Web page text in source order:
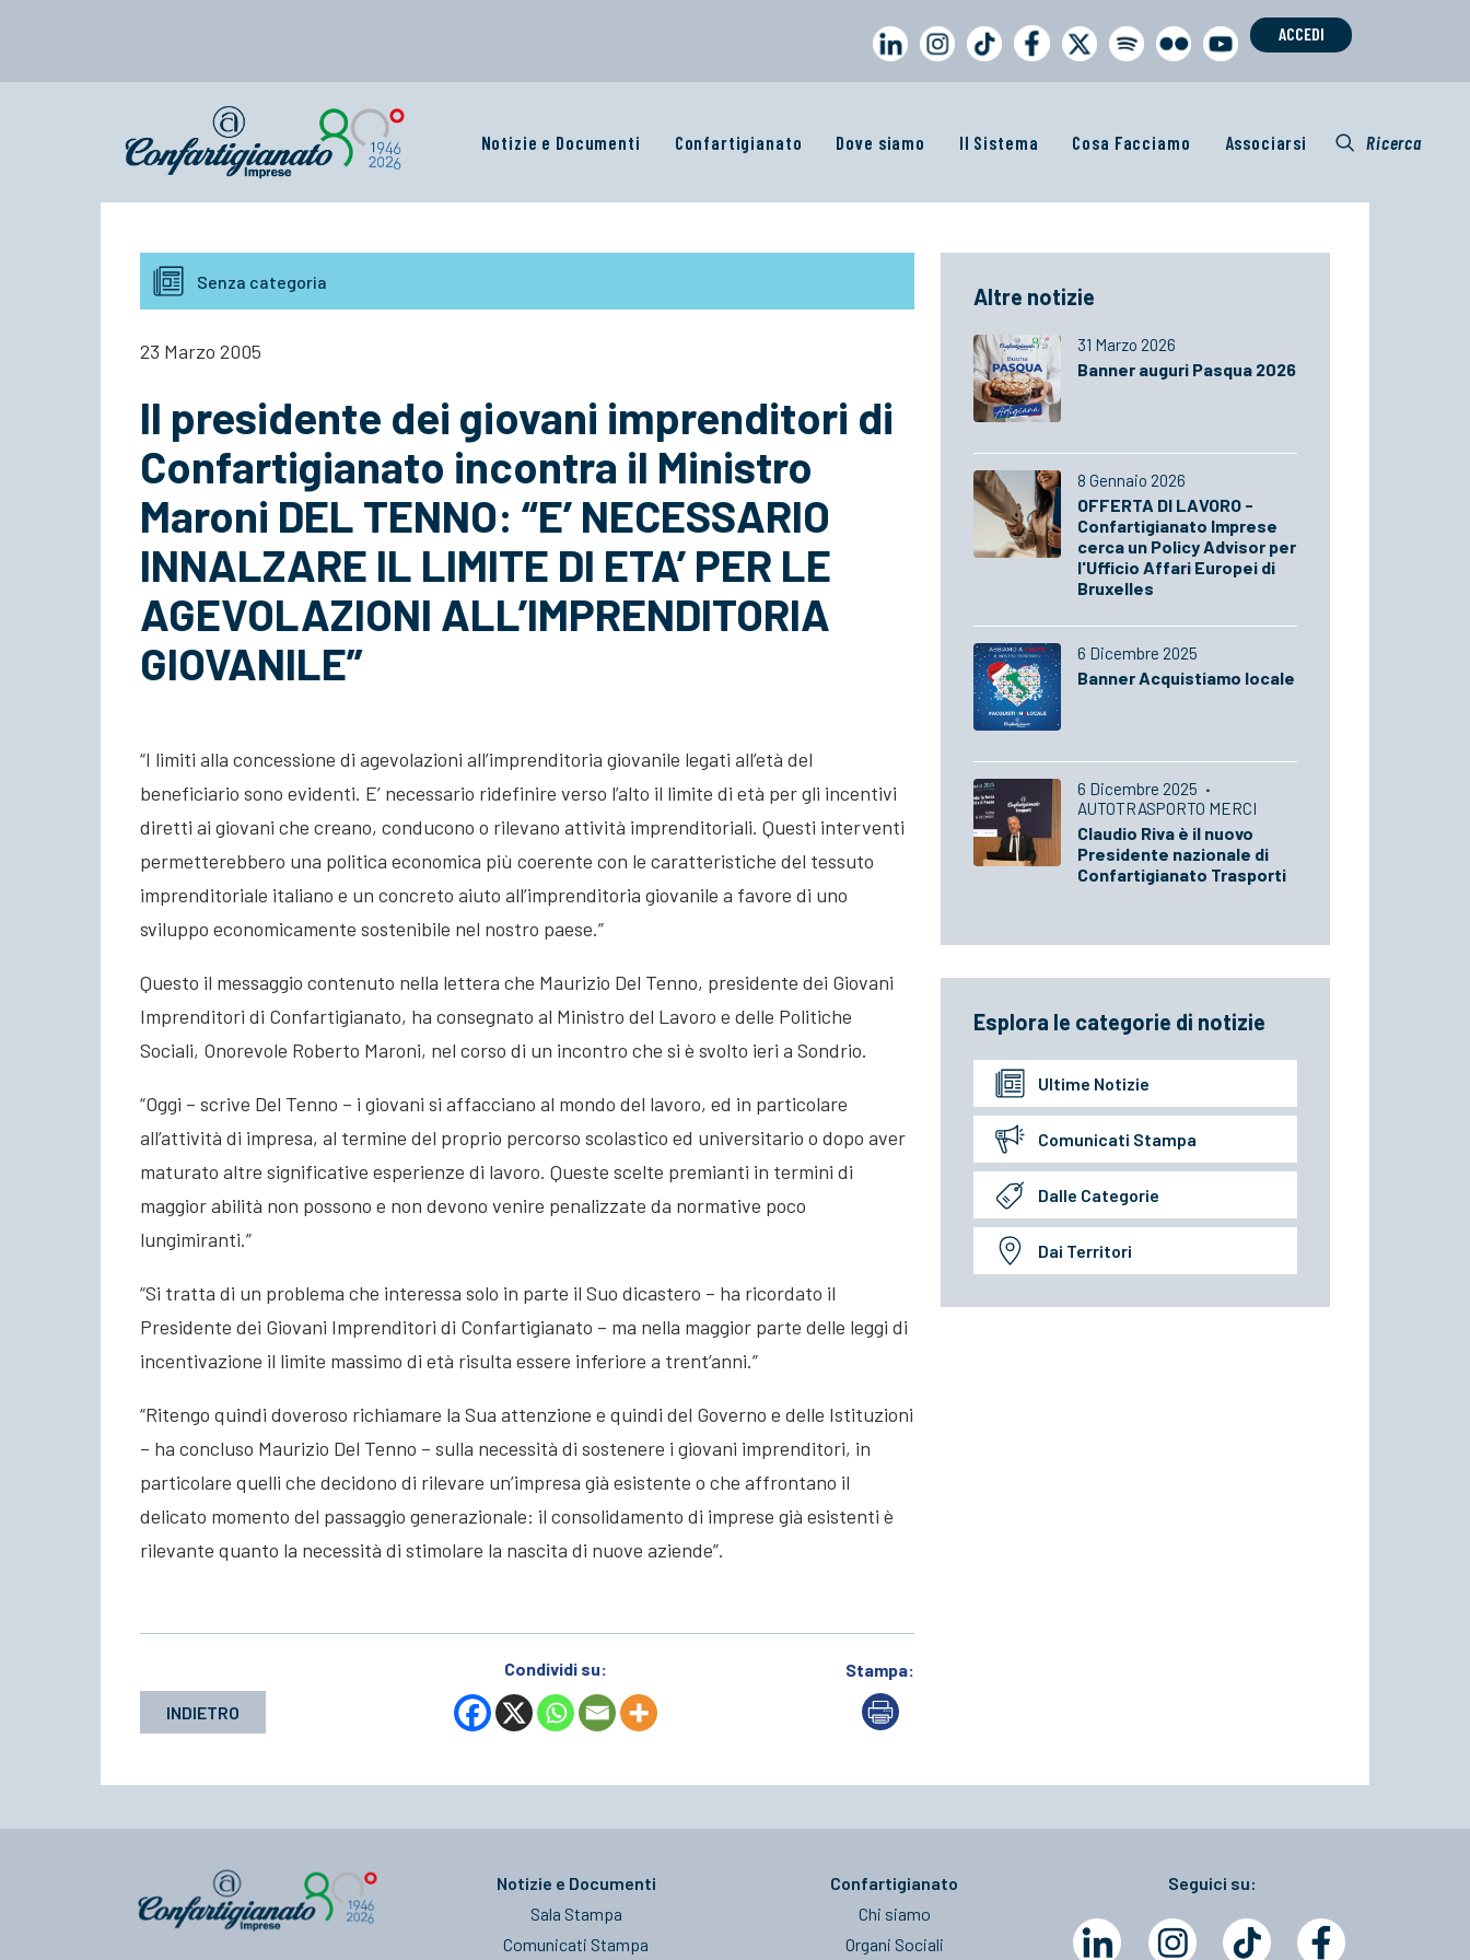
ACCEDI
Notizie e Documenti Confartigianato Dove siamo Il Sistema Cosa Facciamo Associarsi Ricerca
Senza categoria
23 Marzo 2005
Il presidente dei giovani imprenditori di
Confartigianato incontra il Ministro
Maroni DEL TENNO: “E’ NECESSARIO
INNALZARE IL LIMITE DI ETA’ PER LE
AGEVOLAZIONI ALL’IMPRENDITORIA
GIOVANILE”
“I limiti alla concessione di agevolazioni all’imprenditoria giovanile legati all’età del
beneficiario sono evidenti. E’ necessario ridefinire verso l’alto il limite di età per gli incentivi
diretti ai giovani che creano, conducono o rilevano attività imprenditoriali. Questi interventi
permetterebbero una politica economica più coerente con le caratteristiche del tessuto
imprenditoriale italiano e un concreto aiuto all’imprenditoria giovanile a favore di uno
sviluppo economicamente sostenibile nel nostro paese.”
Questo il messaggio contenuto nella lettera che Maurizio Del Tenno, presidente dei Giovani
Imprenditori di Confartigianato, ha consegnato al Ministro del Lavoro e delle Politiche
Sociali, Onorevole Roberto Maroni, nel corso di un incontro che si è svolto ieri a Sondrio.
“Oggi – scrive Del Tenno – i giovani si affacciano al mondo del lavoro, ed in particolare
all’attività di impresa, al termine del proprio percorso scolastico ed universitario o dopo aver
maturato altre significative esperienze di lavoro. Queste scelte premianti in termini di
maggior abilità non possono e non devono venire penalizzate da normative poco
lungimiranti.”
“Si tratta di un problema che interessa solo in parte il Suo dicastero – ha ricordato il
Presidente dei Giovani Imprenditori di Confartigianato – ma nella maggior parte delle leggi di
incentivazione il limite massimo di età risulta essere inferiore a trent’anni.”
“Ritengo quindi doveroso richiamare la Sua attenzione e quindi del Governo e delle Istituzioni
– ha concluso Maurizio Del Tenno – sulla necessità di sostenere i giovani imprenditori, in
particolare quelli che decidono di rilevare un’impresa già esistente o che affrontano il
delicato momento del passaggio generazionale: il consolidamento di imprese già esistenti è
rilevante quanto la necessità di stimolare la nascita di nuove aziende”.
INDIETRO
Condividi su: Stampa:
Altre notizie
31 Marzo 2026
Banner auguri Pasqua 2026
8 Gennaio 2026
OFFERTA DI LAVORO -
Confartigianato Imprese
cerca un Policy Advisor per
l'Ufficio Affari Europei di
Bruxelles
6 Dicembre 2025
Banner Acquistiamo locale
6 Dicembre 2025 ·
AUTOTRASPORTO MERCI
Claudio Riva è il nuovo
Presidente nazionale di
Confartigianato Trasporti
Esplora le categorie di notizie
Ultime Notizie
Comunicati Stampa
Dalle Categorie
Dai Territori
Notizie e Documenti
Sala Stampa
Comunicati Stampa
Confartigianato
Chi siamo
Organi Sociali
Seguici su: